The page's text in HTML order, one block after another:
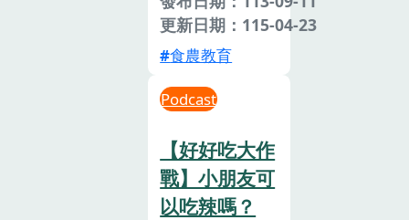
更新日期：115-04-23
食農教育
Podcast
【好好吃大作
戰】小朋友可
以吃辣嗎？